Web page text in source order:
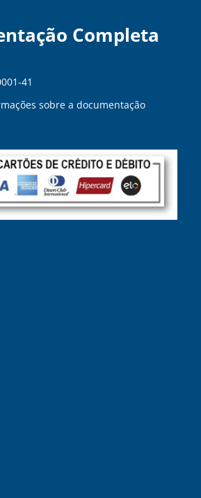
Completa
41
sobre a documentação